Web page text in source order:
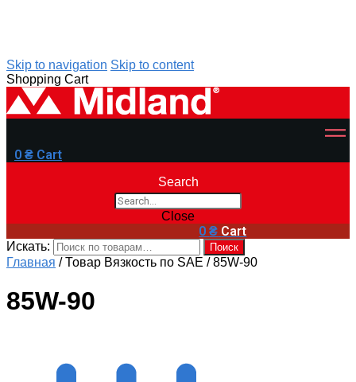
Skip to navigation Skip to content
Shopping Cart
0 ₴ Cart
Search
Close
0₴ Cart
Искать: Поиск
Главная /Товар Вязкость по SAE /85W-90
85W-90